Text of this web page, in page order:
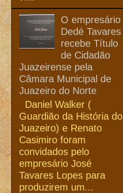
O empresário
Dedé Tavares
recebe Título
de Cidadão
Juazeirense pela
Câmara Municipal de
Juazeiro do Norte
Daniel Walker (
Guardião da História do
Juazeiro) e Renato
Casimiro foram
convidados pelo
empresário José
Tavares Lopes para
produzirem um...